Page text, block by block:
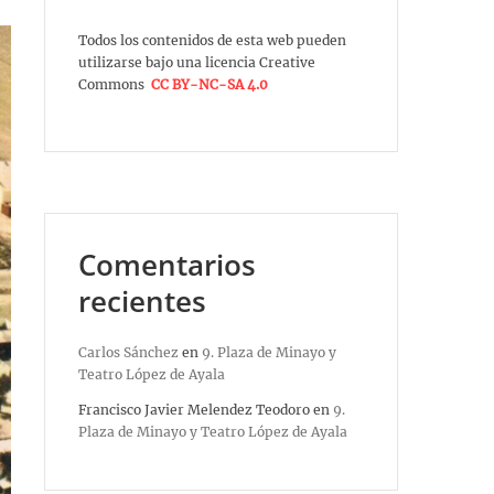
Todos los contenidos de esta web pueden
utilizarse bajo una licencia Creative
Commons CC BY-NC-SA 4.0
Comentarios
recientes
Carlos Sánchez en 9. Plaza de Minayo y
Teatro López de Ayala
Francisco Javier Melendez Teodoro en 9.
Plaza de Minayo y Teatro López de Ayala